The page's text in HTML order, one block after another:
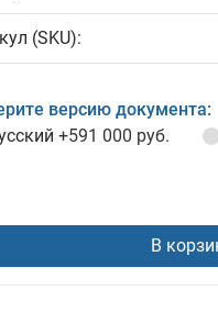
(SKU):
версию документа:
+591 000 руб.
В